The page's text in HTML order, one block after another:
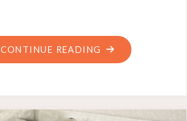
CONTINUE READING